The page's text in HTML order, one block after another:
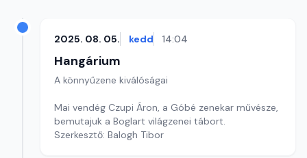
2025. 08. 05. kedd 14:04
Hangárium
A könnyűzene kiválóságai
Mai vendég Czupi Áron, a Góbé zenekar művésze,
bemutajuk a Boglart világzenei tábort.
Szerkesztő: Balogh Tibor